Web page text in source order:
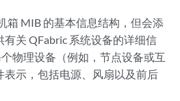
箱 MIB 的基本信息结构，但会添
关 QFabric 系统设备的详细信
物理设备（例如，节点设备或互
示，包括电源、风扇以及前后